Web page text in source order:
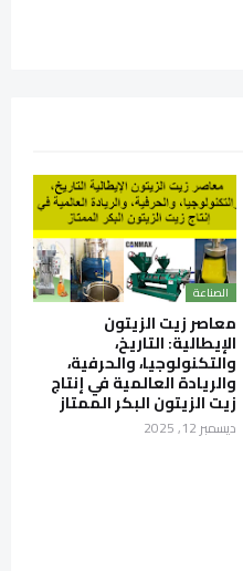
الصناعة
معاصر زيت الزيتون
الإيطالية: التاريخ،
والتكنولوجيا، والحرفية،
والريادة العالمية في إنتاج
زيت الزيتون البكر الممتاز
ديسمبر 12, 2025